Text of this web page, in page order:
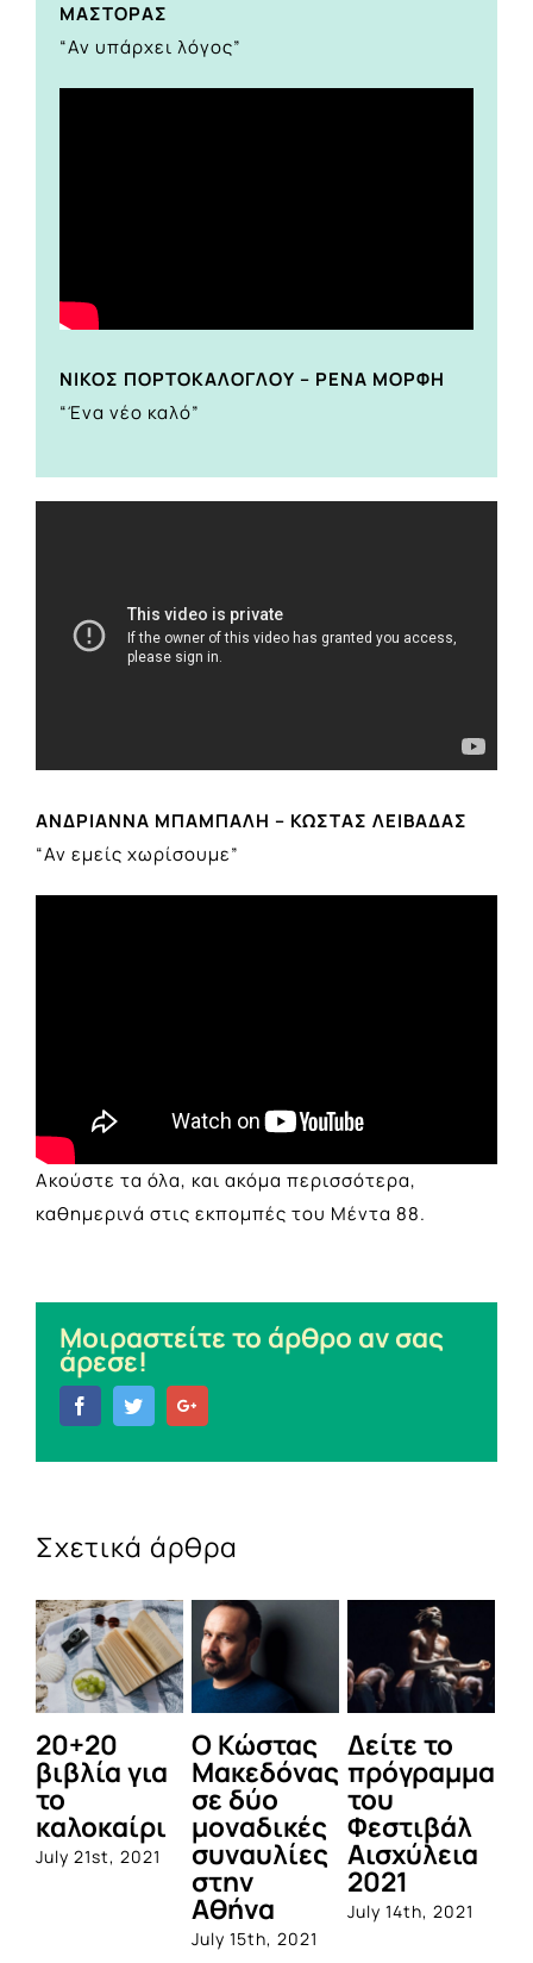
ΜΑΣΤΟΡΑΣ
“Αν υπάρχει λόγος”
ΝΙΚΟΣ ΠΟΡΤΟΚΑΛΟΓΛΟΥ – ΡΕΝΑ ΜΟΡΦΗ
“Ένα νέο καλό”
ΑΝΔΡΙΑΝΝΑ ΜΠΑΜΠΑΛΗ – ΚΩΣΤΑΣ ΛΕΙΒΑΔΑΣ
“Αν εμείς χωρίσουμε”
Ακούστε τα όλα, και ακόμα περισσότερα,
καθημερινά στις εκπομπές του Μέντα 88.
Μοιραστείτε το άρθρο αν σας
άρεσε!
FacebookTwitter
Σχετικά άρθρα
20+20
βιβλία για
το
καλοκαίρι
July 21st, 2021
Ο Κώστας
Μακεδόνας
σε δύο
μοναδικές
συναυλίες
στην
Αθήνα
July 15th, 2021
Δείτε το
πρόγραμμα
του
Φεστιβάλ
Αισχύλεια
2021
July 14th, 2021